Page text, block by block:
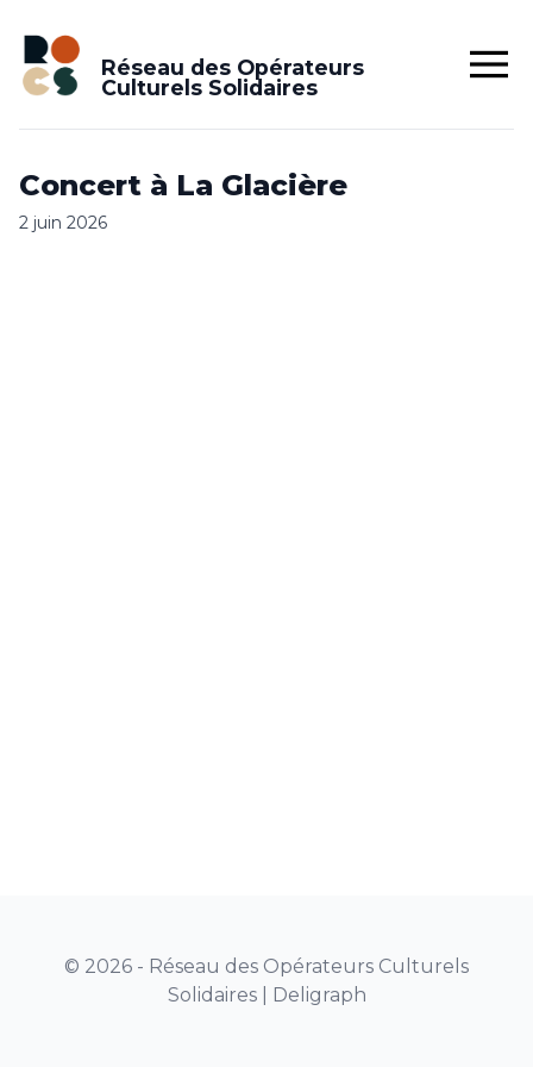
Réseau des Opérateurs
Culturels Solidaires
Concert à La Glacière
2 juin 2026
© 2026 - Réseau des Opérateurs Culturels
Solidaires | Deligraph